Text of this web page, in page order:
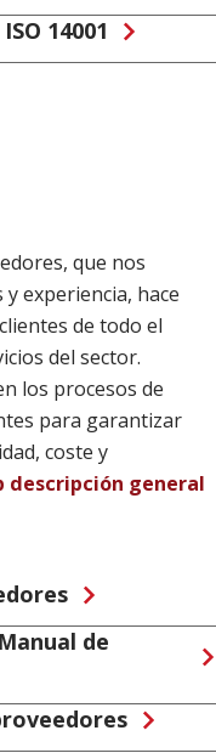
14001
que nos
experiencia, hace
de todo el
del sector.
los procesos de
para garantizar
coste y
descripción general
de